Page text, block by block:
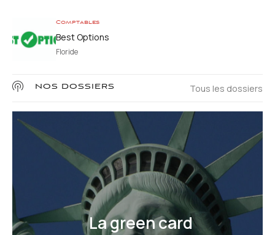
Comptables
Best Options
Floride
NOS DOSSIERS Tous les dossiers
La green card